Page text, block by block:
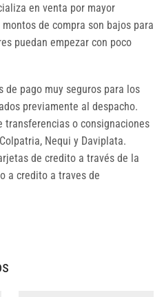
en venta por mayor
de compra son bajos para
puedan empezar con poco
de pago muy seguros para los
previamente al despacho.
transferencias o consignaciones
Nequi y Daviplata.
de credito a través de la
a credito a traves de